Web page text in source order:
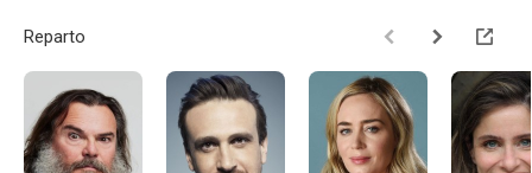
Reparto